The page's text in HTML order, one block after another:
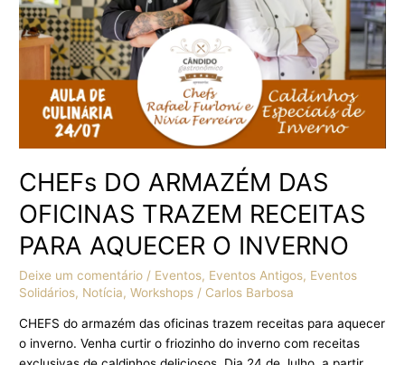
CHEFs DO ARMAZÉM DAS
OFICINAS TRAZEM RECEITAS
PARA AQUECER O INVERNO
Deixe um comentário / Eventos, Eventos Antigos, Eventos
Solidários, Notícia,Workshops / Carlos Barbosa
CHEFS do armazém das oficinas trazem receitas para aquecer
o inverno. Venha curtir o friozinho do inverno com receitas
PARA
AQUECER
O
INVERNO